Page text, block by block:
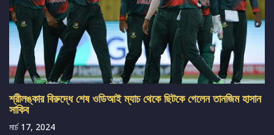
শ্রীলঙ্কার বিরুদ্ধে শেষ ওডিআই ম্যাচ থেকে ছিটকে গেলেন তানজিম হাসান
সাকিব
মার্চ 17, 2024